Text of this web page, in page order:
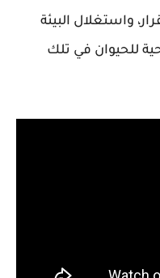
واستغلال البيئة
للحيوان في تلك